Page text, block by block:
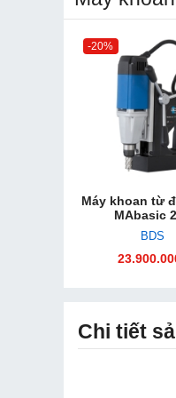
-20%
Máy khoan từ
MAbasic
BDS
Chi tiết